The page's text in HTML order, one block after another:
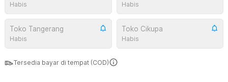
Habis Habis
Toko Tangerang
Habis
Toko Cikupa
Habis
Tersedia bayar di tempat (COD)